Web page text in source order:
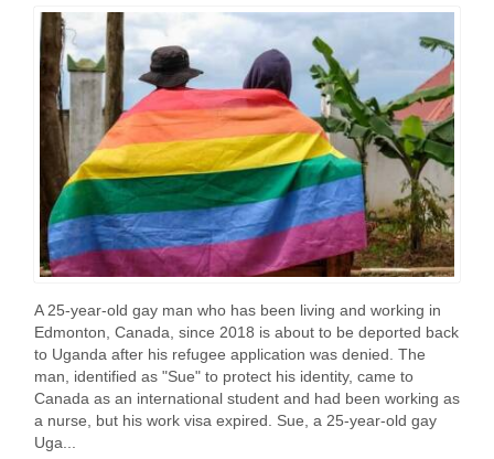
A 25-year-old gay man who has been living and working in
Edmonton, Canada, since 2018 is about to be deported back
to Uganda after his refugee application was denied. The
man, identified as "Sue" to protect his identity, came to
Canada as an international student and had been working as
a nurse, but his work visa expired. Sue, a 25-year-old gay
Uga...